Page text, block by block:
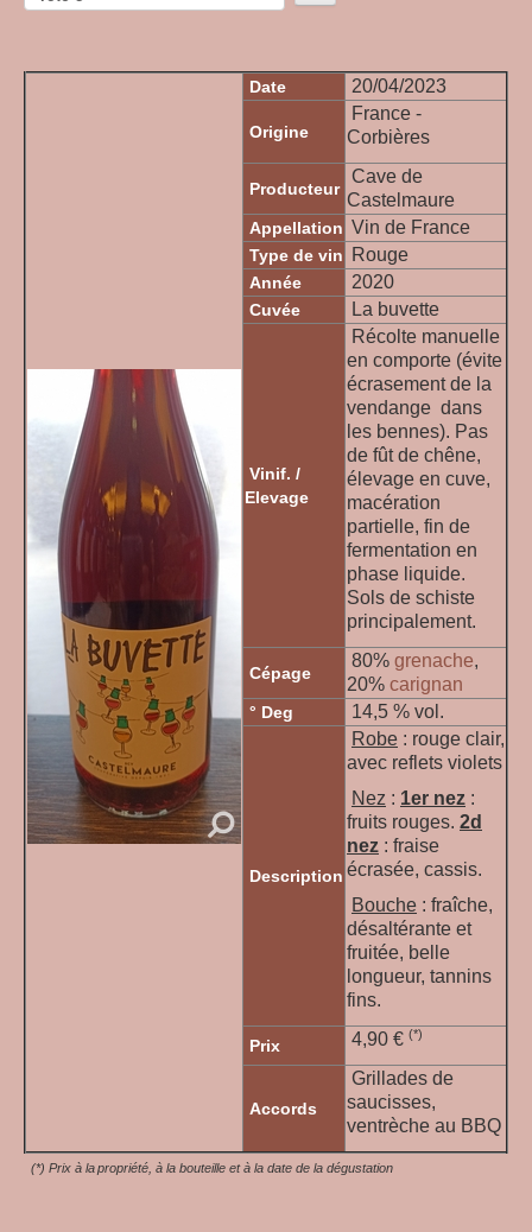
voter
Date 20/04/2023
Origine
France -
Corbières
Producteur
Cave de
Castelmaure
Appellation Vin de France
Type de vin Rouge
Année 2020
Cuvée La buvette
Vinif. /
Elevage
Récolte manuelle
en comporte (évite
écrasement de la
vendange dans
les bennes). Pas
de fût de chêne,
élevage en cuve,
macération
partielle, fin de
fermentation en
phase liquide.
Sols de schiste
principalement.
Cépage
80% grenache,
20% carignan
° Deg 14,5 % vol.
Description
Robe : rouge clair,
avec reflets violets
Nez : 1er nez :
fruits rouges. 2d
nez : fraise
écrasée, cassis.
Bouche : fraîche,
désaltérante et
fruitée, belle
longueur, tannins
fins.
Prix 4,90 € (*)
Accords
Grillades de
saucisses,
ventrèche au BBQ
(*) Prix à la propriété, à la bouteille et à la date de la dégustation